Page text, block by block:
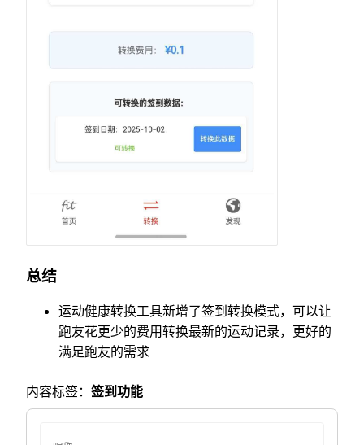
总结
运动健康转换工具新增了签到转换模式，可以让
跑友花更少的费用转换最新的运动记录，更好的
满足跑友的需求
内容标签： 签到功能